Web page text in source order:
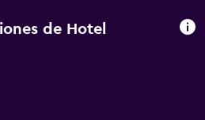
de Hotel